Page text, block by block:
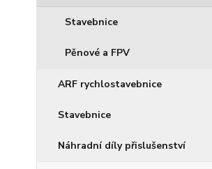
Stavebnice
Pěnové a FPV
ARF rychlostavebnice
Stavebnice
Náhradní díly přislušenství